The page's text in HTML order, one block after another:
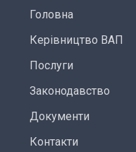
Головна
Керівництво ВАП
Послуги
Законодавство
Документи
Контакти